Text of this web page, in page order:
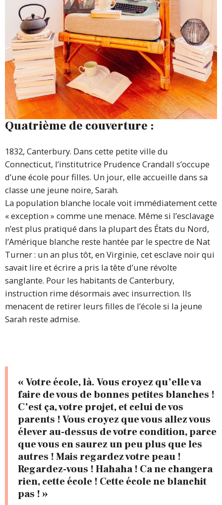
Quatrième de couverture :
1832, Canterbury. Dans cette petite ville du
Connecticut, l’institutrice Prudence Crandall s’occupe
d’une école pour filles. Un jour, elle accueille dans sa
classe une jeune noire, Sarah.
La population blanche locale voit immédiatement cette
« exception » comme une menace. Même si l’esclavage
n’est plus pratiqué dans la plupart des États du Nord,
l’Amérique blanche reste hantée par le spectre de Nat
Turner : un an plus tôt, en Virginie, cet esclave noir qui
savait lire et écrire a pris la tête d’une révolte
sanglante. Pour les habitants de Canterbury,
instruction rime désormais avec insurrection. Ils
menacent de retirer leurs filles de l’école si la jeune
Sarah reste admise.
« Votre école, là. Vous croyez qu’elle va
faire de vous de bonnes petites blanches !
C’est ça, votre projet, et celui de vos
parents ! Vous croyez que vous allez vous
élever au-dessus de votre condition, parce
que vous en saurez un peu plus que les
autres ! Mais regardez votre peau !
Regardez-vous ! Hahaha ! Ca ne changera
rien, cette école ! Cette école ne blanchit
pas ! »